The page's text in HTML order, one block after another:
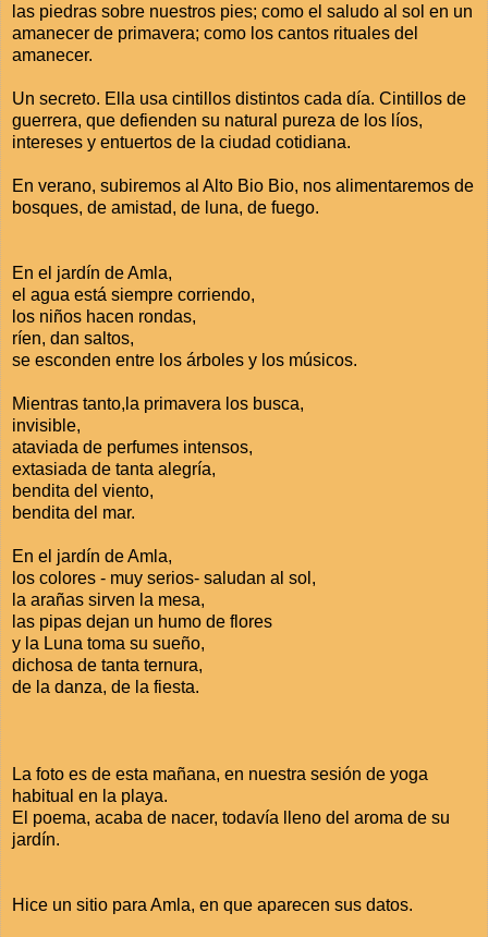
las piedras sobre nuestros pies; como el saludo al sol en un
amanecer de primavera; como los cantos rituales del
amanecer.
Un secreto. Ella usa cintillos distintos cada día. Cintillos de
guerrera, que defienden su natural pureza de los líos,
intereses y entuertos de la ciudad cotidiana.
En verano, subiremos al Alto Bio Bio, nos alimentaremos de
bosques, de amistad, de luna, de fuego.
En el jardín de Amla,
el agua está siempre corriendo,
los niños hacen rondas,
ríen, dan saltos,
se esconden entre los árboles y los músicos.
Mientras tanto,la primavera los busca,
invisible,
ataviada de perfumes intensos,
extasiada de tanta alegría,
bendita del viento,
bendita del mar.
En el jardín de Amla,
los colores - muy serios- saludan al sol,
la arañas sirven la mesa,
las pipas dejan un humo de flores
y la Luna toma su sueño,
dichosa de tanta ternura,
de la danza, de la fiesta.
La foto es de esta mañana, en nuestra sesión de yoga
habitual en la playa.
El poema, acaba de nacer, todavía lleno del aroma de su
jardín.
Hice un sitio para Amla, en que aparecen sus datos.